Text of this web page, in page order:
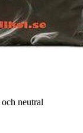
neutral